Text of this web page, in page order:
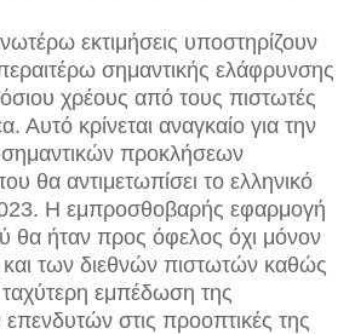
εκτιμήσεις υποστηρίζουν
σημαντικής ελάφρυνσης
χρέους από τους πιστωτές
Αυτό κρίνεται αναγκαίο για την
προκλήσεων
θα αντιμετωπίσει το ελληνικό
Η εμπροσθοβαρής εφαρμογή
θα ήταν προς όφελος όχι μόνον
των διεθνών πιστωτών καθώς
εμπέδωση της
στις προοπτικές της